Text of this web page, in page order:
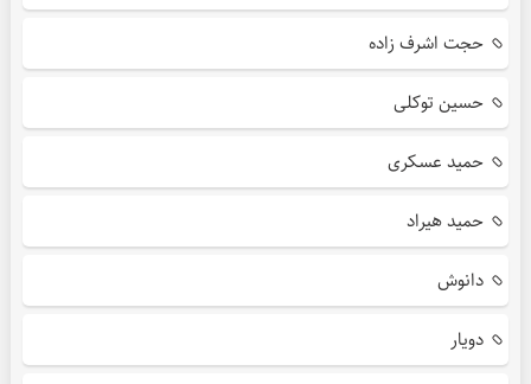
حجت اشرف زاده
حسین توکلی
حمید عسکری
حمید هیراد
دانوش
دویار